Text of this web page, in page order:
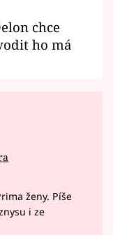
chce
ho má
ženy. Píše
i ze